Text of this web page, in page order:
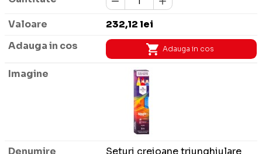
232,12 lei
Adauga in cos
Seturi creioane triunghiulare